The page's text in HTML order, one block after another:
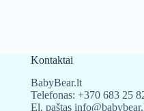
Kontaktai
BabyBear.lt
Telefonas: +370 683 25
El. paštas